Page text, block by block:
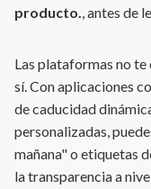
producto., antes de
Las plataformas no
sí. Con aplicaciones
de caducidad
personalizadas,
mañana" o etiquetas
la transparencia a